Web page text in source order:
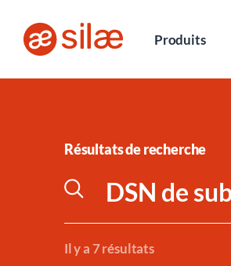
Produits
Résultats de recherche
Il y a 7 résultats